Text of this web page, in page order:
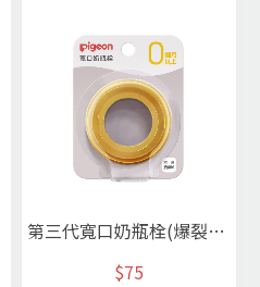
第三代寬口奶瓶栓(爆裂黃)
$75